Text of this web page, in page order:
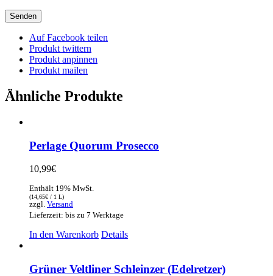
Auf Facebook teilen
Produkt twittern
Produkt anpinnen
Produkt mailen
Ähnliche Produkte
Perlage Quorum Prosecco
10,99€
Enthält 19% MwSt.
(14,65€ / 1 L)
zzgl. Versand
Lieferzeit: bis zu 7 Werktage
In den Warenkorb Details
Grüner Veltliner Schleinzer (Edelretzer)